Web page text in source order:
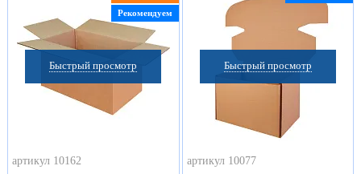
Быстрый просмотр
Рекомендуем
артикул 10162
Быстрый просмотр
артикул 10077